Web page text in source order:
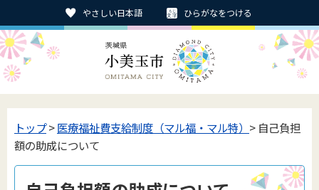
やさしい日本語 ひらがなをつける
トップ>医療福祉費支給制度（マル福・マル特） > 自己負担
額の助成について